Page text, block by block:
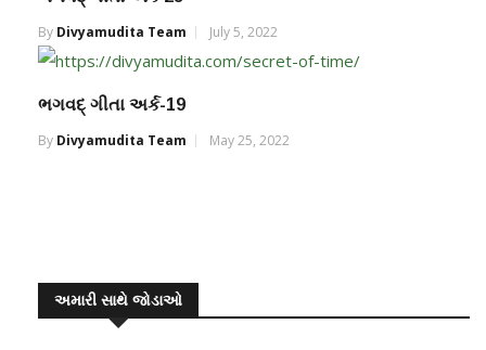
By Divyamudita Team July 5, 2022
ભગવદ્ ગીતા અર્ક-19
By Divyamudita Team May 25, 2022
અમારી સાથે જોડાઓ